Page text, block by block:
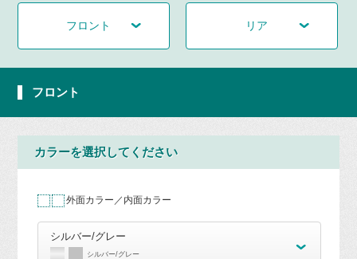
フロント リア
フロント
カラーを選択してください
外面カラー／内面カラー
シルバー/グレー
シルバー/グレー